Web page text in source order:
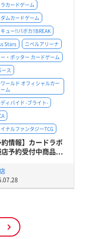
カードゲーム
ムカードゲーム
ュー!!バボカ!!BREAK
Stars
ニベルアリーナ
・ポッター カードゲーム
ース
ールド オフィシャルカー
ム
ィバイド -ブライト-
ナルファンタジーTCG
約情報】カードラボ
予約受付中商品...